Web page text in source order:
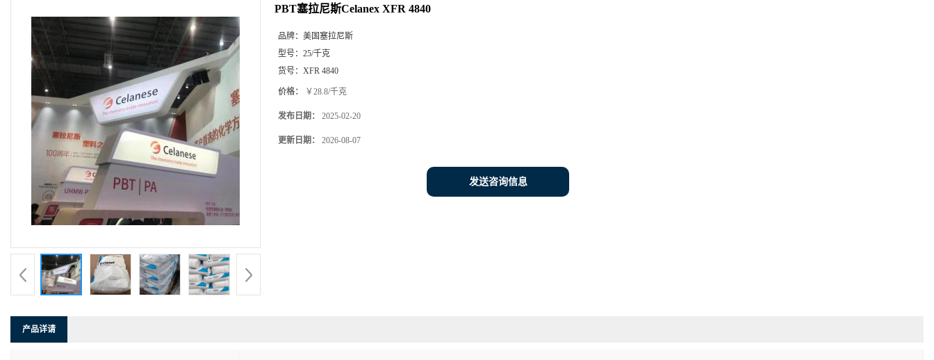
PBT塞拉尼斯Celanex XFR 4840
品牌： 美国塞拉尼斯
型号： 25/千克
货号： XFR 4840
价格： ￥28.8/千克
发布日期： 2025-02-20
更新日期： 2026-08-07
发送咨询信息
产品详请